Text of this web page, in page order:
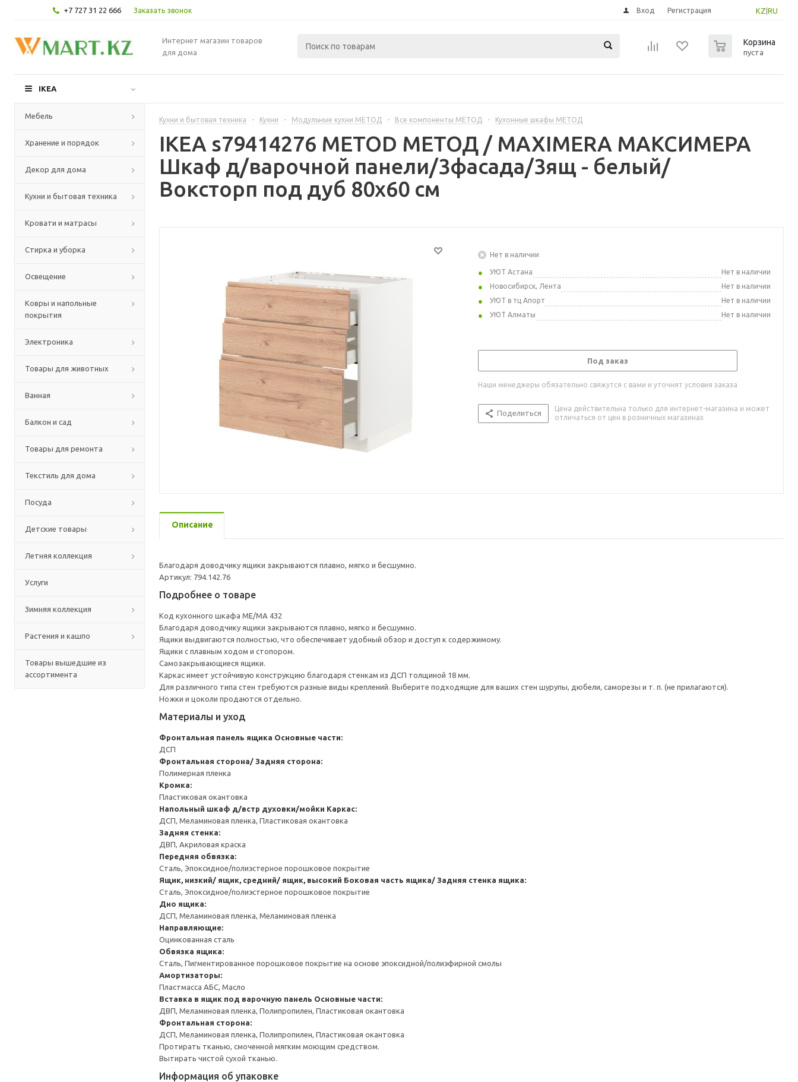
+7 727 31 22 666 Заказать звонок KZ RU
Вход Регистрация
Интернет магазин товаров
для дома
Корзина
пуста
IKEA
Мебель
Хранение и порядок
Декор для дома
Кухни и бытовая техника
Кровати и матрасы
Стирка и уборка
Освещение
Ковры и напольные
покрытия
Электроника
Товары для животных
Ванная
Балкон и сад
Товары для ремонта
Текстиль для дома
Посуда
Детские товары
Летняя коллекция
Услуги
Зимняя коллекция
Растения и кашпо
Товары вышедшие из
ассортимента
Кухни и бытовая техника - Кухни - Модульные кухни МЕТОД - Все компоненты МЕТОД - Кухонные шкафы МЕТОД
IKEA s79414276 METOD МЕТОД / MAXIMERA МАКСИМЕРА
Шкаф д/варочной панели/3фасада/3ящ - белый/
Воксторп под дуб 80x60 см
Нет в наличии
УЮТ Астана
Нет в наличии
Новосибирск, Лента
Нет в наличии
УЮТ в тц Апорт
Нет в наличии
УЮТ Алматы
Нет в наличии
Под заказ
Наши менеджеры обязательно свяжутся с вами и уточнят условия заказа
Поделиться
Цена действительна только для интернет-магазина и может
отличаться от цен в розничных магазинах
Описание
Благодаря доводчику ящики закрываются плавно, мягко и бесшумно.
Артикул: 794.142.76
Подробнее о товаре
Код кухонного шкафа ME/MA 432
Благодаря доводчику ящики закрываются плавно, мягко и бесшумно.
Ящики выдвигаются полностью, что обеспечивает удобный обзор и доступ к содержимому.
Ящики с плавным ходом и стопором.
Самозакрывающиеся ящики.
Каркас имеет устойчивую конструкцию благодаря стенкам из ДСП толщиной 18 мм.
Для различного типа стен требуются разные виды креплений. Выберите подходящие для ваших стен шурупы, дюбели, саморезы и т. п. (не прилагаются).
Ножки и цоколи продаются отдельно.
Материалы и уход
Фронтальная панель ящика Основные части:
ДСП
Фронтальная сторона/ Задняя сторона:
Полимерная пленка
Кромка:
Пластиковая окантовка
Напольный шкаф д/встр духовки/мойки Каркас:
ДСП, Меламиновая пленка, Пластиковая окантовка
Задняя стенка:
ДВП, Акриловая краска
Передняя обвязка:
Сталь, Эпоксидное/полиэстерное порошковое покрытие
Ящик, низкий/ ящик, средний/ ящик, высокий Боковая часть ящика/ Задняя стенка ящика:
Сталь, Эпоксидное/полиэстерное порошковое покрытие
Дно ящика:
ДСП, Меламиновая пленка, Меламиновая пленка
Направляющие:
Оцинкованная сталь
Обвязка ящика:
Сталь, Пигментированное порошковое покрытие на основе эпоксидной/полиэфирной смолы
Амортизаторы:
Пластмасса АБС, Масло
Вставка в ящик под варочную панель Основные части:
ДВП, Меламиновая пленка, Полипропилен, Пластиковая окантовка
Фронтальная сторона:
ДСП, Меламиновая пленка, Полипропилен, Пластиковая окантовка
Протирать тканью, смоченной мягким моющим средством.
Вытирать чистой сухой тканью.
Информация об упаковке